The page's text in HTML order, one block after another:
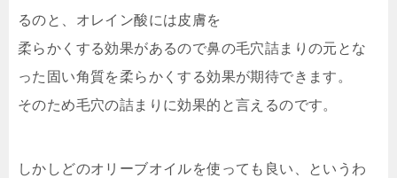
るのと、オレイン酸には皮膚を
柔らかくする効果があるので鼻の毛穴詰まりの元とな
った固い角質を柔らかくする効果が期待できます。
そのため毛穴の詰まりに効果的と言えるのです。
しかしどのオリーブオイルを使っても良い、というわ